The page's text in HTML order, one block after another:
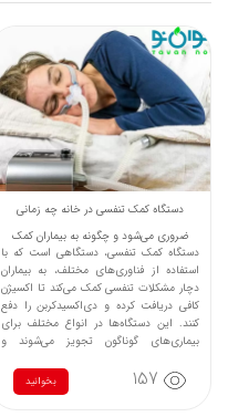
دستگاه کمک تنفسی در خانه چه زمانی
ضروری می‌شود و چگونه به بیماران کمک
می‌کند؟
دستگاه کمک تنفسی، دستگاهی است که با
استفاده از فناوری‌های مختلف، به بیماران
دچار مشکلات تنفسی کمک می‌کند تا اکسیژن
کافی دریافت کرده و دی‌اکسیدکربن را دفع
کنند. این دستگاه‌ها در انواع مختلف برای
بیماری‌های گوناگون تجویز می‌شوند و
مورد استفاده قرار گیرند.
157 بخوانید